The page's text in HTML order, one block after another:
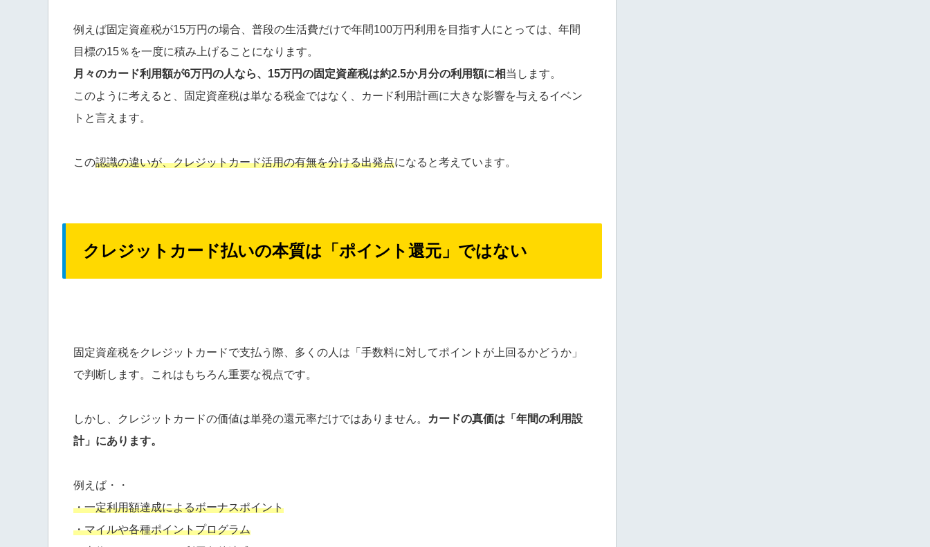
例えば固定資産税が15万円の場合、普段の生活費だけで年間100万円利用を目指す人にとっては、年間
目標の15％を一度に積み上げることになります。
月々のカード利用額が6万円の人なら、15万円の固定資産税は約2.5か月分の利用額に相当します。
このように考えると、固定資産税は単なる税金ではなく、カード利用計画に大きな影響を与えるイベン
トと言えます。
この認識の違いが、クレジットカード活用の有無を分ける出発点になると考えています。
クレジットカード払いの本質は「ポイント還元」ではない
固定資産税をクレジットカードで支払う際、多くの人は「手数料に対してポイントが上回るかどうか」
で判断します。これはもちろん重要な視点です。
しかし、クレジットカードの価値は単発の還元率だけではありません。
カードの真価は「年間の利用設
計」にあります。
例えば・・
・一定利用額達成によるボーナスポイント
・マイルや各種ポイントプログラム